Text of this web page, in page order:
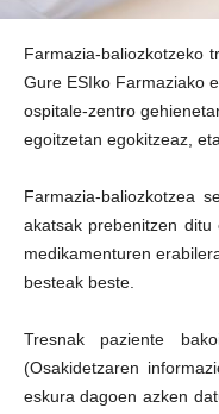
Farmazia-baliozkotzeko
Gure ESIko Farmaziako
ospitale-zentro
egoitzetan egokitzeaz,
Farmazia-baliozkotzea
akatsak prebenitzen
medikamenturen
besteak beste.
Tresnak paziente
(Osakidetzaren
eskura dagoen azken